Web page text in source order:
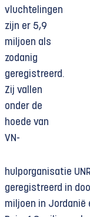
vluchtelingen
zijn er 5,9
miljoen als
zodanig
geregistreerd.
Zij vallen
onder de
hoede van
VN-
hulporganisatie
geregistreerd in
miljoen in Jordanië